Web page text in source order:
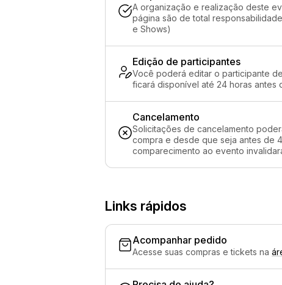
A organização e realização deste
página são de total
e Shows)
Edição de participantes
Você poderá editar o participante
ficará disponível até 24 horas antes
Cancelamento
Solicitações de cancelamento
compra e desde que seja antes de
comparecimento ao evento
Links rápidos
Acompanhar pedido
Acesse suas compras e tickets na